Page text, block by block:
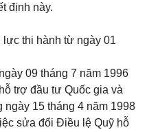
định này.
lực thi hành từ ngày 01
09 tháng 7 năm 1996
trợ đầu tư Quốc gia và
15 tháng 4 năm 1998
sửa đổi Điều lệ Quỹ hỗ